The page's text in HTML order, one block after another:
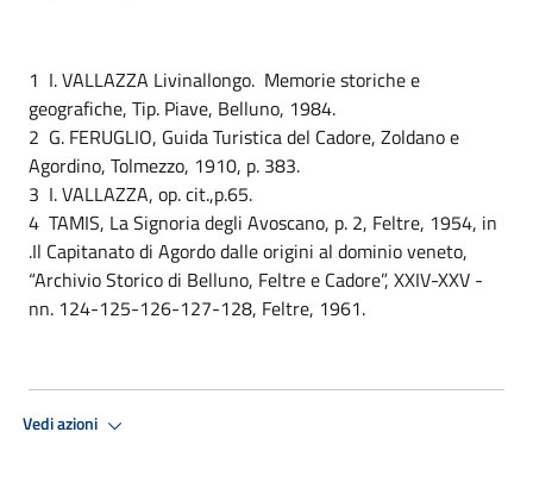
1 I. VALLAZZA Livinallongo. Memorie storiche e
geografiche, Tip. Piave, Belluno, 1984.
2 G. FERUGLIO, Guida Turistica del Cadore, Zoldano e
Agordino, Tolmezzo, 1910, p. 383.
3 I. VALLAZZA, op. cit.,p.65.
4 TAMIS, La Signoria degli Avoscano, p. 2, Feltre, 1954, in
.Il Capitanato di Agordo dalle origini al dominio veneto,
“Archivio Storico di Belluno, Feltre e Cadore”, XXIV-XXV -
nn. 124-125-126-127-128, Feltre, 1961.
Vedi azioni